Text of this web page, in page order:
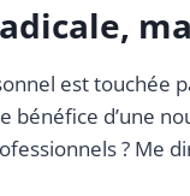
est touchée
bénéfice d’une
? Me